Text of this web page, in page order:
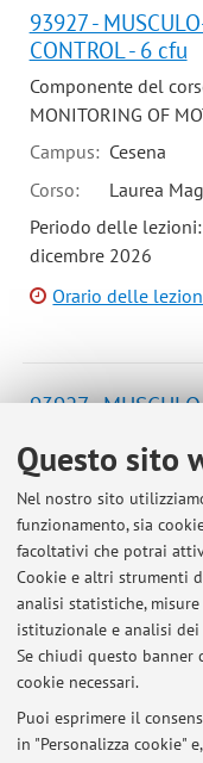
Questo sito
Nel nostro sito
funzionamento, sia
facoltativi che potrai
Cookie e altri strumenti
analisi statistiche,
istituzionale e analisi
Se chiudi questo
cookie necessari.
Puoi esprimere il
in "Personalizza cookie"
93927 -
CONTROL - 6 cfu
Componente del
MONITORING OF
Campus: Cesena
Corso:
Laurea
Periodo delle
dicembre 2026
Orario delle
93927 -
Campus:Cesena
Corso:
Laurea
Periodo delle
dicembre 2026
Orario delle